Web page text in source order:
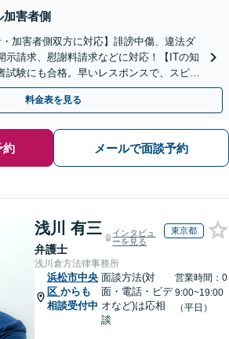
害者側
・加害者側双方に対応】誹謗中傷、違法ダ
示請求、慰謝料請求などに対応！【ITの知
試験にも合格。早いレスポンスで、スピー
【Torrentの相談◎】
料金表を見る
約 メールで面談予約
浅川 有三
弁護士
インタビュ
ーを見る
東京都
浅川倉方法律事務所
浜松市中央
区 からも
相談受付中
面談方法(対
面・電話・ビデ
オなど)は応相
談
営業時間：0
9:00~19:00
（平日）